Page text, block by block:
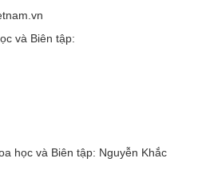
và Biên tập:
học và Biên tập: Nguyễn Khắc